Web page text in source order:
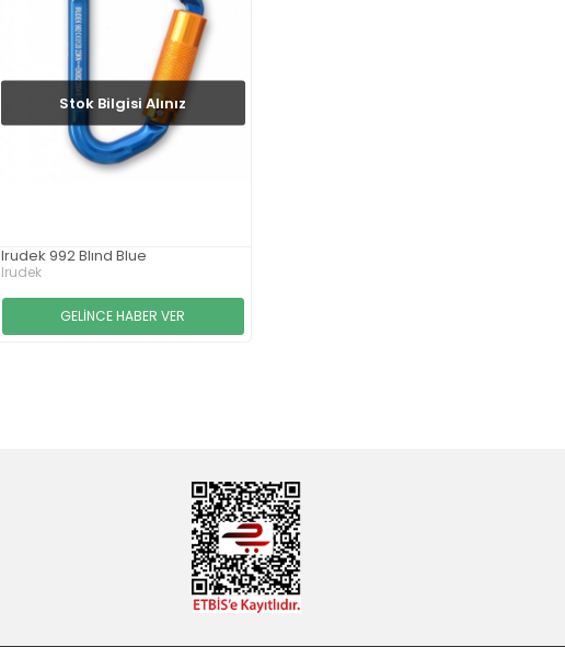
Stok Bilgisi Alınız
Irudek 992 Blınd Blue
Irudek
GELİNCE HABER VER